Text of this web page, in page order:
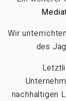
Wir
des
nachhaltigen